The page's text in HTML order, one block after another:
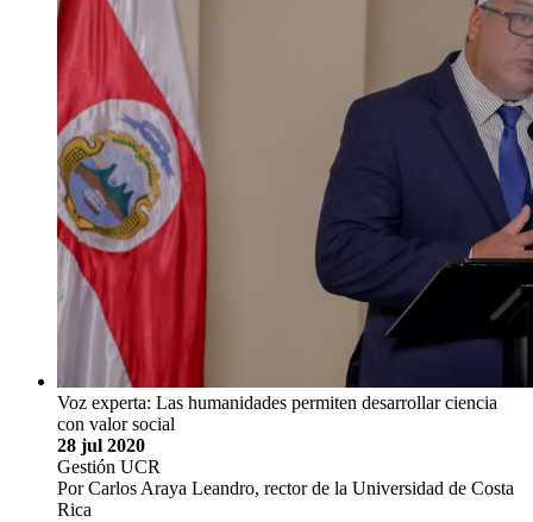
Voz experta: Las humanidades permiten desarrollar ciencia
con valor social
28 jul 2020
Gestión UCR
Por Carlos Araya Leandro, rector de la Universidad de Costa
Rica